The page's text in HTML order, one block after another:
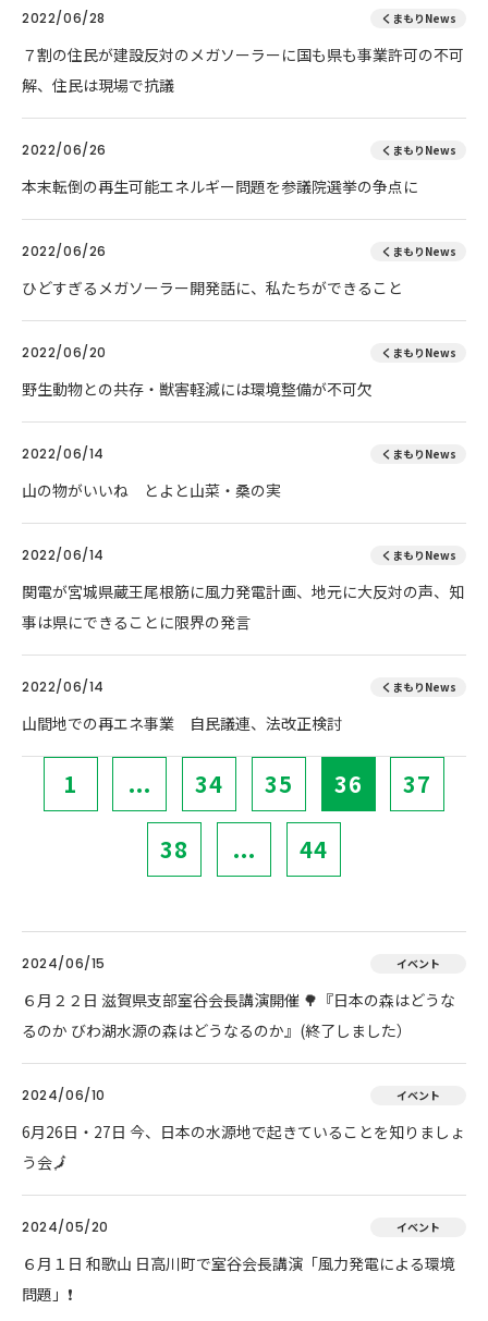
2022/06/28 くまもりNews
７割の住民が建設反対のメガソーラーに国も県も事業許可の不可
解、住民は現場で抗議
2022/06/26 くまもりNews
本末転倒の再生可能エネルギー問題を参議院選挙の争点に
2022/06/26 くまもりNews
ひどすぎるメガソーラー開発話に、私たちができること
2022/06/20 くまもりNews
野生動物との共存・獣害軽減には環境整備が不可欠
2022/06/14 くまもりNews
山の物がいいね とよと山菜・桑の実
2022/06/14 くまもりNews
関電が宮城県蔵王尾根筋に風力発電計画、地元に大反対の声、知
事は県にできることに限界の発言
2022/06/14 くまもりNews
山間地での再エネ事業 自民議連、法改正検討
1 ... 34 35 36 37
38 ... 44
2024/06/15 イベント
６月２２日 滋賀県支部室谷会長講演開催 🌳『日本の森はどうな
るのか びわ湖水源の森はどうなるのか』(終了しました）
2024/06/10 イベント
6月26日・27日 今、日本の水源地で起きていることを知りましょ
う会🗾
2024/05/20 イベント
６月１日 和歌山 日高川町で室谷会長講演「風力発電による環境
問題」❗